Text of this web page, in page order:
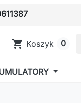
shopping_cart Koszyk 0